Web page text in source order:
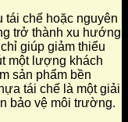
tái chế hoặc nguyên
trở thành xu hướng
giúp giảm thiểu
một lượng khách
sản phẩm bền
tái chế là một giải
bảo vệ môi trường.